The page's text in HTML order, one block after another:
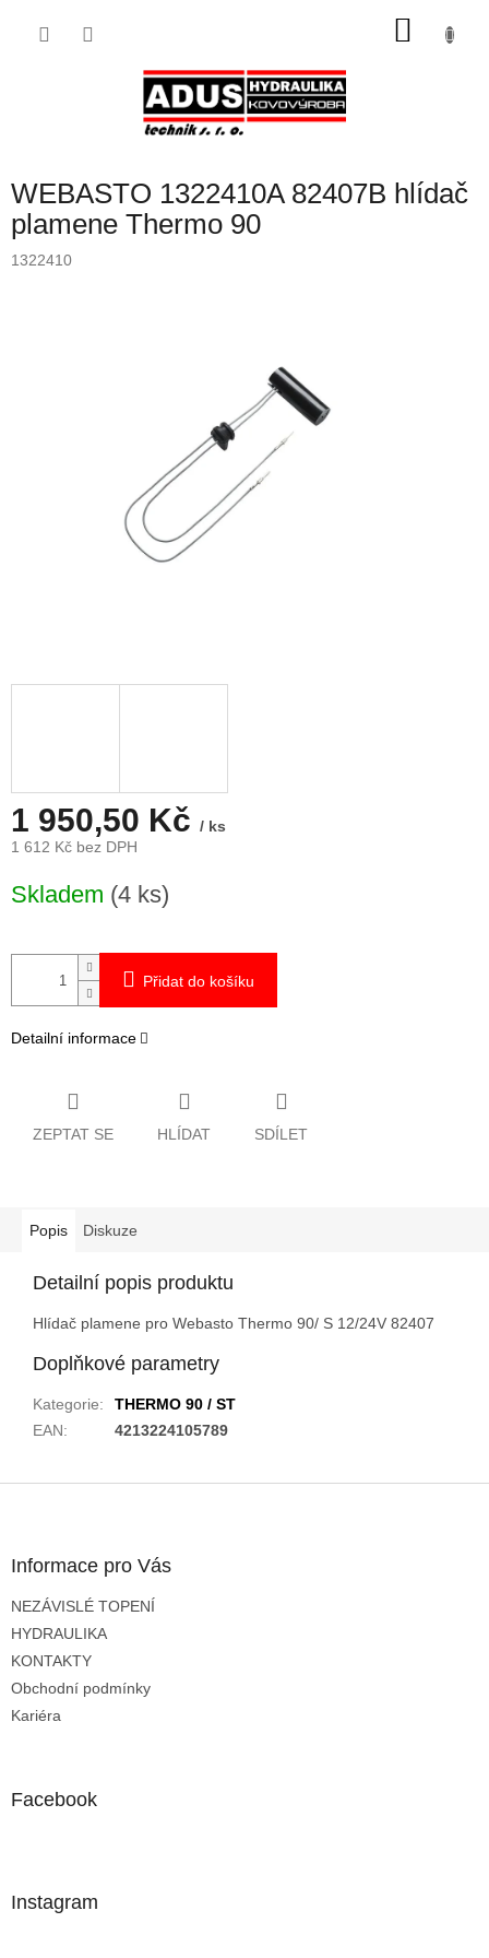
WEBASTO 1322410A 82407B hlídač
plamene Thermo 90
1322410
1 950,50 Kč / ks
1 612 Kč bez DPH
cena:
Skladem (4 ks)
Přidat do košíku
Detailní informace
ZEPTAT SE HLÍDAT SDÍLET
Popis Diskuze
Detailní popis produktu
Hlídač plamene pro Webasto Thermo 90/ S 12/24V 82407
Doplňkové parametry
Kategorie:
THERMO 90 / ST
EAN: 4213224105789
Informace pro Vás
NEZÁVISLÉ TOPENÍ
HYDRAULIKA
KONTAKTY
Obchodní podmínky
Kariéra
Facebook
Instagram